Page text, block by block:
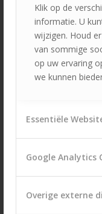
Klik op de
informatie. U
wijzigen. Houd
van sommige
op uw ervaring
we kunnen
Essentiële
Google Analytics
Overige externe
Wat is de reden
De verzekeraar
bankaccount gaat u
IBAN nummer
Ten name van